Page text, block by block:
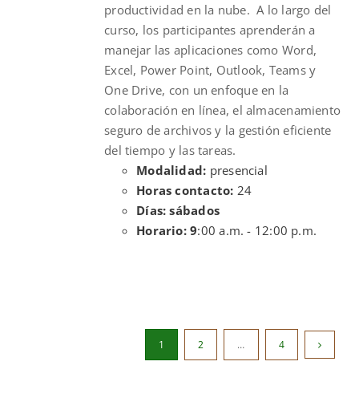
productividad en la nube. A lo largo del
curso, los participantes aprenderán a
manejar las aplicaciones como Word,
Excel, Power Point, Outlook, Teams y
One Drive, con un enfoque en la
colaboración en línea, el almacenamiento
seguro de archivos y la gestión eficiente
del tiempo y las tareas.
Modalidad: presencial
Horas contacto: 24
Días: sábados
Horario: 9:00 a.m. - 12:00 p.m.
1 2 … 4